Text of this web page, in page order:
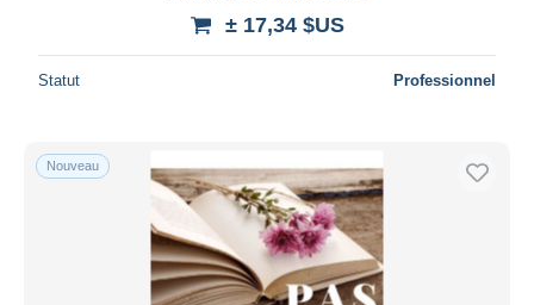
± 17,34 $US
Statut Professionnel
Nouveau